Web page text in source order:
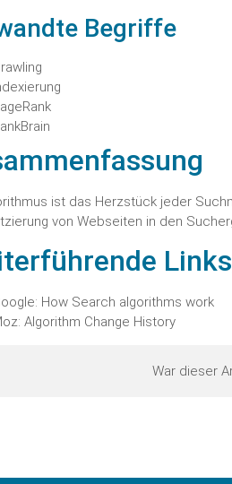
Begriffe
ist das Herzstück jeder
von Webseiten in den
How Search algorithms work
Algorithm Change History
War dieser